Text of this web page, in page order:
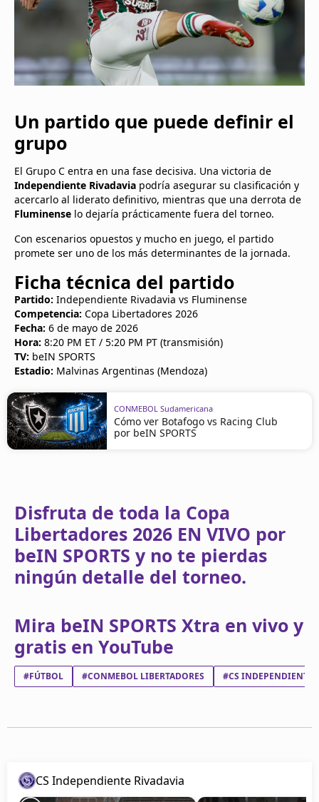
Un partido que puede definir el
grupo
El Grupo C entra en una fase decisiva. Una victoria de
Independiente Rivadavia podría asegurar su clasificación y
acercarlo al liderato definitivo, mientras que una derrota de
Fluminense lo dejaría prácticamente fuera del torneo.
Con escenarios opuestos y mucho en juego, el partido
promete ser uno de los más determinantes de la jornada.
Ficha técnica del partido
Partido: Independiente Rivadavia vs Fluminense
Competencia: Copa Libertadores 2026
Fecha: 6 de mayo de 2026
Hora: 8:20 PM ET / 5:20 PM PT (transmisión)
TV: beIN SPORTS
Estadio: Malvinas Argentinas (Mendoza)
CONMEBOL Sudamericana
Cómo ver Botafogo vs Racing Club
por beIN SPORTS
Disfruta de toda la Copa
Libertadores 2026 EN VIVO por
beIN SPORTS y no te pierdas
ningún detalle del torneo.
Mira beIN SPORTS Xtra en vivo y
gratis en YouTube
#FÚTBOL #CONMEBOL LIBERTADORES #CS INDEPENDIENTE
CS Independiente Rivadavia